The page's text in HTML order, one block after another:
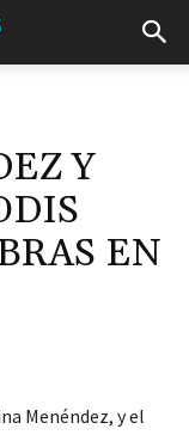
Y
EN
Menéndez, y el